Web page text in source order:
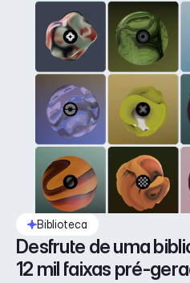
Biblioteca
Desfrute de uma
12 mil faixas pré-